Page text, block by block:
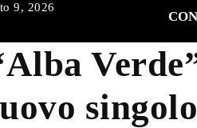
9, 2026
singolo